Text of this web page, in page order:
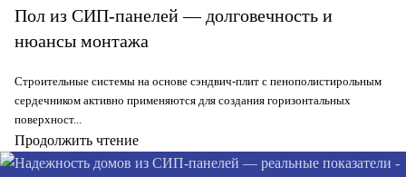
Пол из СИП-панелей — долговечность и
нюансы монтажа
Строительные системы на основе сэндвич-плит с пенополистирольным
сердечником активно применяются для создания горизонтальных
поверхност...
Продолжить чтение